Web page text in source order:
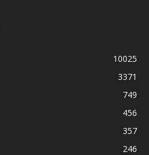
10025
3371
749
456
357
246